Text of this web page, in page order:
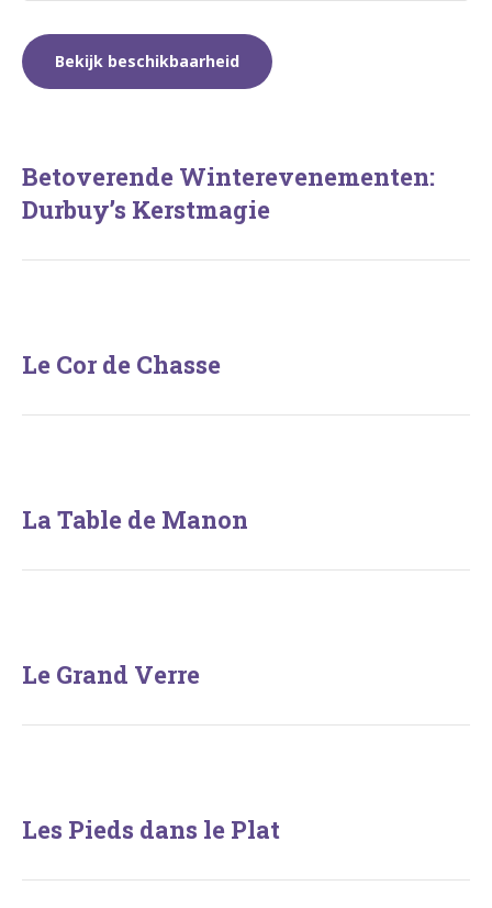
Betoverende Winterevenementen:
Durbuy’s Kerstmagie
Le Cor de Chasse
La Table de Manon
Le Grand Verre
Les Pieds dans le Plat